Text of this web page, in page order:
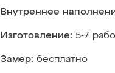
Внутреннее
Изготовление: 5-7
Замер: бесплатно